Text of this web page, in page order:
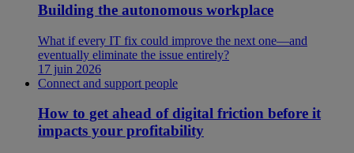
Building the autonomous workplace
What if every IT fix could improve the next one—and
eventually eliminate the issue entirely?
17 juin 2026
Connect and support people
How to get ahead of digital friction before it
impacts your profitability